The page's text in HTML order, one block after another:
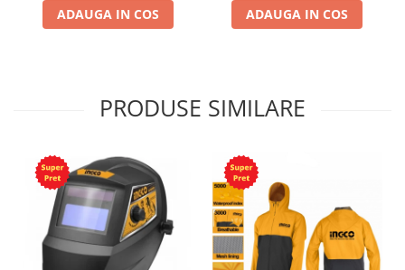
ADAUGA IN COS ADAUGA IN COS
PRODUSE SIMILARE